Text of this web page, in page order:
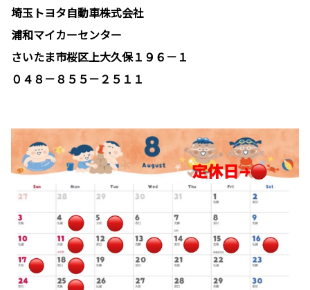
埼玉トヨタ自動車株式会社
浦和マイカーセンター
さいたま市桜区上大久保１９６－１
０４８－８５５－２５１１